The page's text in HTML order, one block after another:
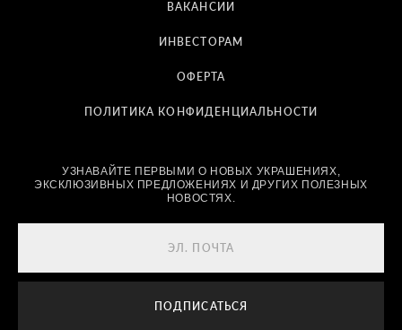
ВАКАНСИИ
ИНВЕСТОРАМ
ОФЕРТА
ПОЛИТИКА КОНФИДЕНЦИАЛЬНОСТИ
УЗНАВАЙТЕ ПЕРВЫМИ О НОВЫХ УКРАШЕНИЯХ,
ЭКСКЛЮЗИВНЫХ ПРЕДЛОЖЕНИЯХ И ДРУГИХ ПОЛЕЗНЫХ
НОВОСТЯХ.
ПОДПИСАТЬСЯ